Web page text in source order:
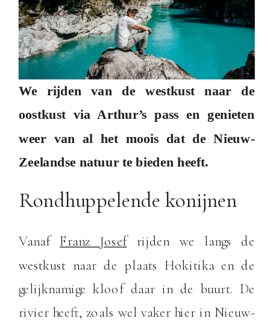
We rijden van de westkust naar de
oostkust via Arthur’s pass en genieten
weer van al het moois dat de Nieuw-
Zeelandse natuur te bieden heeft.
Rondhuppelende konijnen
Vanaf Franz Josefrijden we langs de
westkust naar de plaats Hokitika en de
gelijknamige kloof daar in de buurt. De
rivier heeft, zoals wel vaker hier in Nieuw-